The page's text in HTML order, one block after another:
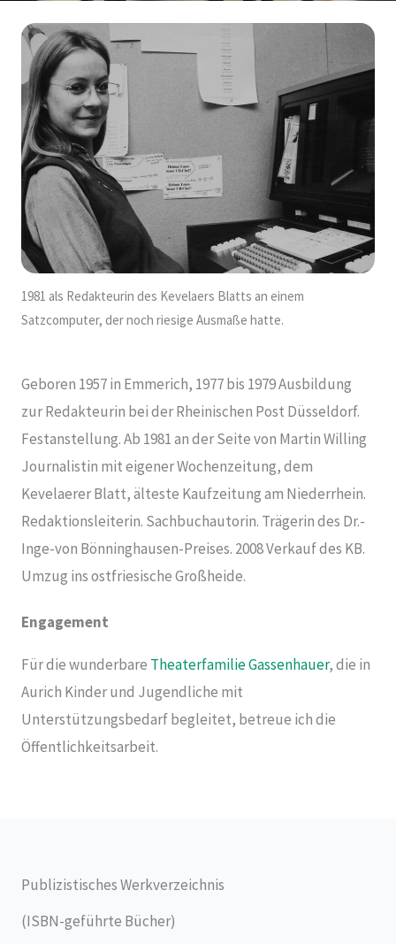
1981 als Redakteurin des Kevelaers Blatts an einem
Satzcomputer, der noch riesige Ausmaße hatte.
Geboren 1957 in Emmerich, 1977 bis 1979 Ausbildung
zur Redakteurin bei der Rheinischen Post Düsseldorf.
Festanstellung. Ab 1981 an der Seite von Martin Willing
Journalistin mit eigener Wochenzeitung, dem
Kevelaerer Blatt, älteste Kaufzeitung am Niederrhein.
Redaktionsleiterin. Sachbuchautorin. Trägerin des Dr.-
Inge-von Bönninghausen-Preises. 2008 Verkauf des KB.
Umzug ins ostfriesische Großheide.
Engagement
Für die wunderbare Theaterfamilie Gassenhauer, die in
Aurich Kinder und Jugendliche mit
Unterstützungsbedarf begleitet, betreue ich die
Öffentlichkeitsarbeit.
Publizistisches Werkverzeichnis
(ISBN-geführte Bücher)